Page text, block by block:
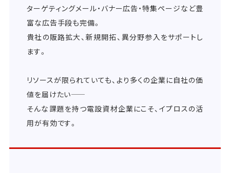
ターゲティングメール・バナー広告・特集ページなど豊
富な広告手段も完備。
貴社の販路拡大、新規開拓、異分野参入をサポートし
ます。
リソースが限られていても、より多くの企業に自社の価
値を届けたい――
そんな課題を持つ電設資材企業にこそ、イプロスの活
用が有効です。